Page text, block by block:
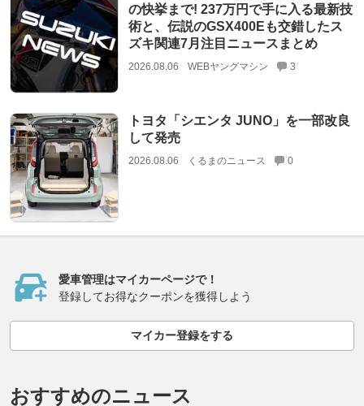
の快挙まで! 237万円で手に入る最新技
術と、伝説のGSX400Eも交錯したス
ズキ関連7月注目ニュースまとめ
2026.08.06 WEBヤングマシン 3
トヨタ「シエンタ JUNO」を一部改良
して発売
2026.08.06 くるまのニュース 0
愛車管理はマイカーページで！
登録してお得なクーポンを獲得しよう
マイカー登録をする
おすすめのニュース